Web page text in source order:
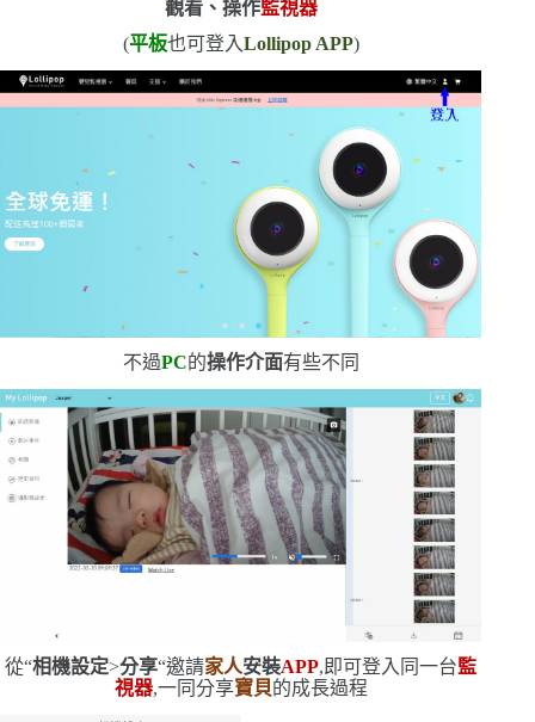
觀看、操作監視器
(平板也可登入Lollipop APP)
不過PC的操作介面有些不同
從“相機設定>分享“邀請家人安裝APP,即可登入同一台監
視器,一同分享寶貝的成長過程